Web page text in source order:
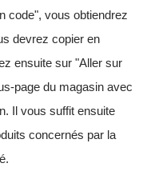
code", vous obtiendrez
devrez copier en
ensuite sur "Aller sur
page du magasin avec
Il vous suffit ensuite
concernés par la